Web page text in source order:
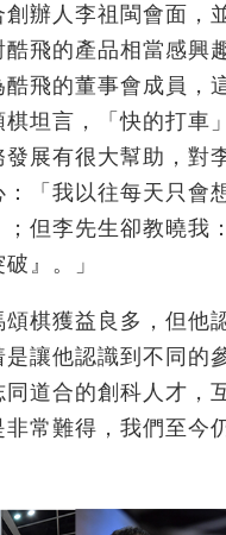
創辦人李祖閩會面，
飛的產品相當感興
飛的董事會成員，
棋坦言，「快的打車
展有很大幫助，對
「我以往每天只會
但李先生卻教曉我
』。」
棋獲益良多，但他
讓他認識到不同的
同道合的創科人才，
常難得，我們至今